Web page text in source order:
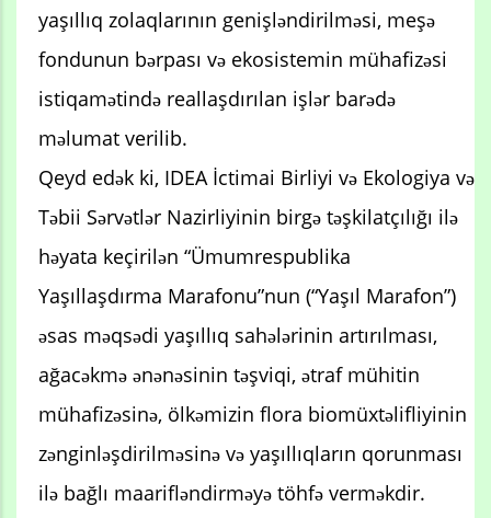
yaşıllıq zolaqlarının genişləndirilməsi, meşə
fondunun bərpası və ekosistemin mühafizəsi
istiqamətində reallaşdırılan işlər barədə
məlumat verilib.
Qeyd edək ki, IDEA İctimai Birliyi və Ekologiya və
Təbii Sərvətlər Nazirliyinin birgə təşkilatçılığı ilə
həyata keçirilən “Ümumrespublika
Yaşıllaşdırma Marafonu”nun (“Yaşıl Marafon”)
əsas məqsədi yaşıllıq sahələrinin artırılması,
ağacəkmə ənənəsinin təşviqi, ətraf mühitin
mühafizəsinə, ölkəmizin flora biomüxtəlifliyinin
zənginləşdirilməsinə və yaşıllıqların qorunması
ilə bağlı maarifləndirməyə töhfə verməkdir.